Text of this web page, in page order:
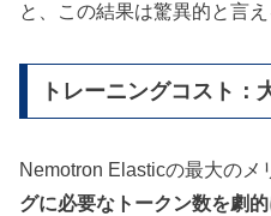
と、この結果は驚異的と言え
トレーニングコスト：
Nemotron Elasticの最大のメ
グに必要なトークン数を劇